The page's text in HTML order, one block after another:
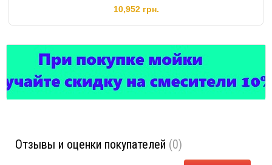
10,952 грн.
Отзывы и оценки покупателей (0)